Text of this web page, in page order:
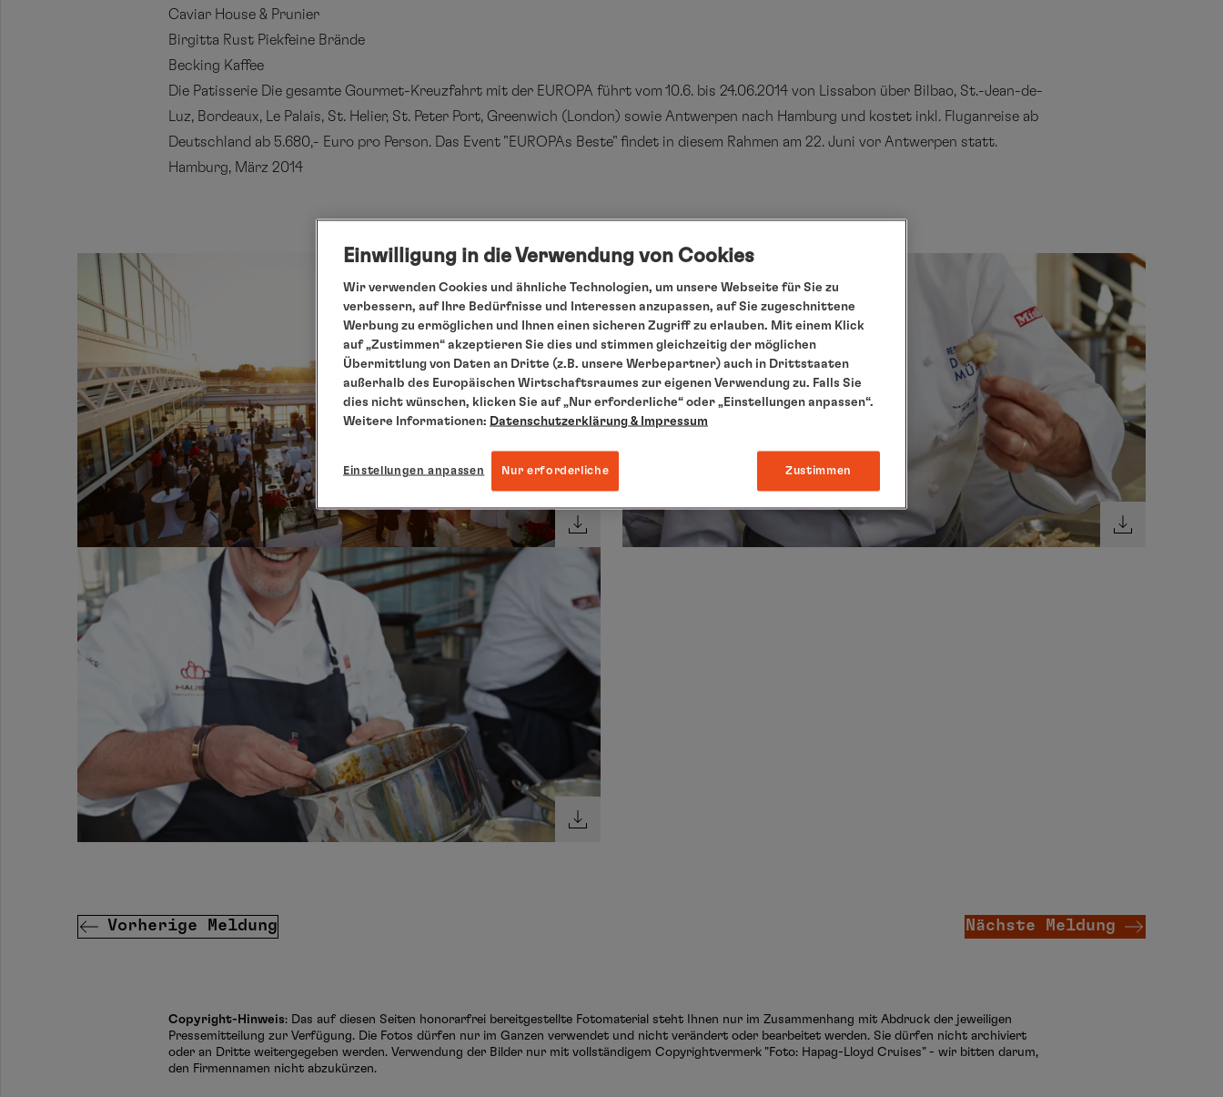
Caviar House & Prunier
Birgitta Rust Piekfeine Brände
Becking Kaffee
Die Patisserie Die gesamte Gourmet-Kreuzfahrt mit der EUROPA führt vom 10.6. bis 24.06.2014 von Lissabon über Bilbao, St.-Jean-de-
Luz, Bordeaux, Le Palais, St. Helier, St. Peter Port, Greenwich (London) sowie Antwerpen nach Hamburg und kostet inkl. Fluganreise ab
Deutschland ab 5.680,- Euro pro Person. Das Event "EUROPAs Beste" findet in diesem Rahmen am 22. Juni vor Antwerpen statt.
Hamburg, März 2014
Vorherige Meldung Nächste Meldung
Copyright-Hinweis: Das auf diesen Seiten honorarfrei bereitgestellte Fotomaterial steht Ihnen nur im Zusammenhang mit Abdruck der jeweiligen
Pressemitteilung zur Verfügung. Die Fotos dürfen nur im Ganzen verwendet und nicht verändert oder bearbeitet werden. Sie dürfen nicht archiviert
oder an Dritte weitergegeben werden. Verwendung der Bilder nur mit vollständigem Copyrightvermerk "Foto: Hapag-Lloyd Cruises" - wir bitten darum,
den Firmennamen nicht abzukürzen.
Einwilligung in die Verwendung von Cookies
Wir verwenden Cookies und ähnliche Technologien, um unsere Webseite für Sie zu
verbessern, auf Ihre Bedürfnisse und Interessen anzupassen, auf Sie zugeschnittene
Werbung zu ermöglichen und Ihnen einen sicheren Zugriff zu erlauben. Mit einem Klick
auf „Zustimmen“ akzeptieren Sie dies und stimmen gleichzeitig der möglichen
Übermittlung von Daten an Dritte (z.B. unsere Werbepartner) auch in Drittstaaten
außerhalb des Europäischen Wirtschaftsraumes zur eigenen Verwendung zu. Falls Sie
dies nicht wünschen, klicken Sie auf „Nur erforderliche“ oder „Einstellungen anpassen“.
Weitere Informationen: Datenschutzerklärung & Impressum
Einstellungen anpassen Nur erforderliche Zustimmen